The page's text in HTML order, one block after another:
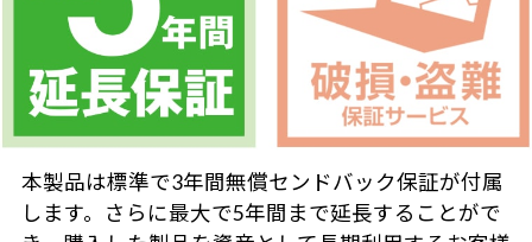
本製品は標準で3年間無償センドバック保証が付属
します。さらに最大で5年間まで延長することがで